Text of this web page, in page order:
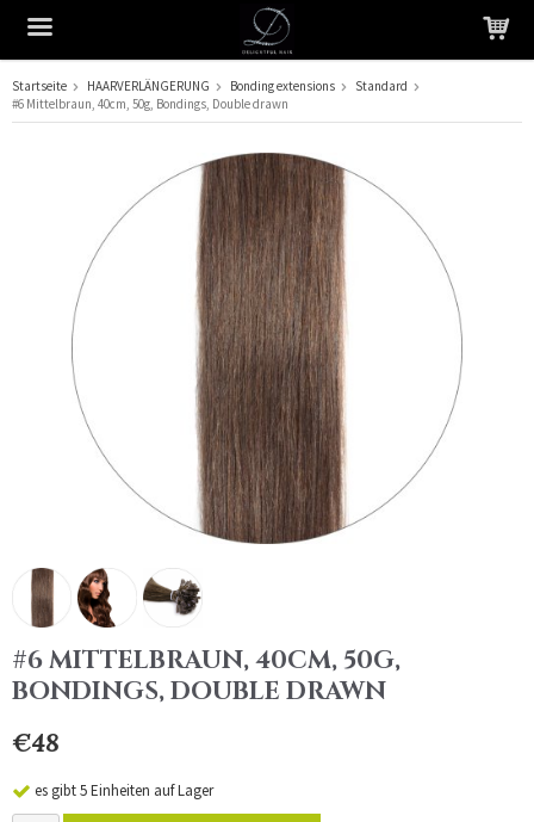
Das Produkt wurde in Ihren Warenkorb gelegt
Startseite HAARVERLÄNGERUNG Bonding extensions
Standard
#6 Mittelbraun, 40cm, 50g, Bondings, Double drawn
#6 MITTELBRAUN, 40CM, 50G,
BONDINGS, DOUBLE DRAWN
€48
es gibt 5 Einheiten auf Lager